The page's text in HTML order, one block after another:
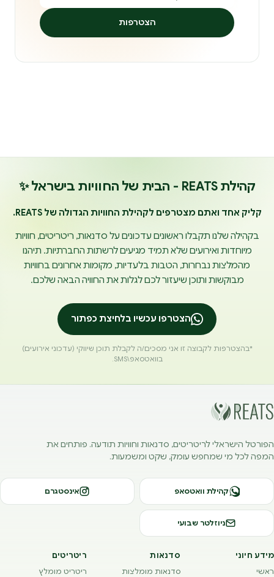
הצטרפות
קהילת REATS - הבית של החוויות בישראל ✨
קליק אחד ואתם מצטרפים לקהילת החוויות הגדולה של REATS.
בקהילה שלנו תקבלו ראשונים עדכונים על סדנאות, ריטריטים, חוויות
מיוחדות ואירועים שלא תמיד מגיעים לרשתות החברתיות. תיהנו
מהמלצות נבחרות, הטבות בלעדיות, מקומות אחרונים בחוויות
מבוקשות ותוכן שיעזור לכם לגלות את החוויה הבאה שלכם.
הצטרפו עכשיו בלחיצת כפתור
*בהצטרפות לקבוצה זו אני מסכים/ה לקבלת תוכן שיווקי (עדכוני אירועים)
בוואטסאפ\SMS.
הפורטל הישראלי לריטריטים, סדנאות וחוויות תודעה. פותחים את
המפה לכל מי שמחפש עומק, שקט ומשמעות.
קהילת וואטסאפ אינסטגרם
ניוזלטר שבועי
מידע חיוני
ראשי
סדנאות
סדנאות מומלצות
ריטריטים
ריטריט מומלץ